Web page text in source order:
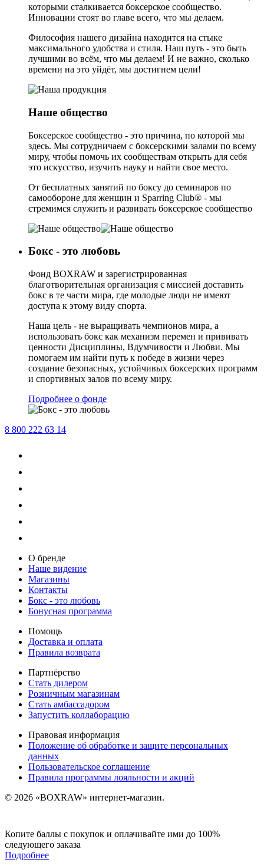
которыми сталкивается боксерское сообщество.
Инновации стоят во главе всего, что мы делаем.
Философия нашего дизайна находится на стыке
максимального удобства и стиля. Наш путь - это быть
лучшими во всём, что мы делаем! И не важно, сколько
времени на это уйдёт, мы достигнем цели!
Наше общество
Боксерское сообщество - это причина, по которой мы
здесь. Мы сотрудничаем с боксерскими залами по всему
миру, чтобы помочь их сообществам открыть для себя
это искусство, изучить науку и найти свое место.
От бесплатных занятий по боксу до семинаров по
самообороне для женщин и Sparring Club® - мы
стремимся служить и развивать боксерское сообщество
Бокс - это любовь
Фонд BOXRAW и зарегистрированная
благотворительная организация с миссией доставить
бокс в те части мира, где молодые люди не имеют
доступа к этому виду спорта.
Наша цель - не выращивать чемпионов мира, а
использовать бокс как механизм перемен и прививать
ценности Дисциплины, Вдумчивости и Любви. Мы
помогаем им найти путь к победе в жизни через
создание безопасных, устойчивых боксерских программ
и спортивных залов по всему миру.
Подробнее о фонде
8 800 222 63 14
О бренде
Наше видение
Магазины
Контакты
Бокс - это любовь
Бонусная программа
Помощь
Доставка и оплата
Правила возврата
Партнёрство
Стать дилером
Розничным магазинам
Стать амбассадором
Запустить коллаборацию
Правовая информация
Положение об обработке и защите персональных
данных
Пользовательское соглашение
Правила программы лояльности и акций
© 2026 «BOXRAW» интернет-магазин.
Копите баллы с покупок и оплачивайте ими до 100%
следующего заказа
Подробнее